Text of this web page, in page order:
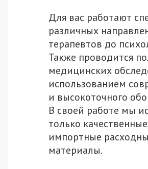
Для вас работают
различных
терапевтов до
Также проводится
медицинских
использованием
и высокоточного
В своей работе мы
только
импортные
материалы.